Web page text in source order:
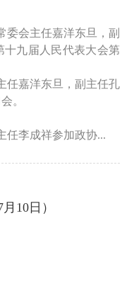
会主任嘉洋东旦，副
十九届人民代表大会第
嘉洋东旦，副主任孔
会。
李成祥参加政协...
10日）